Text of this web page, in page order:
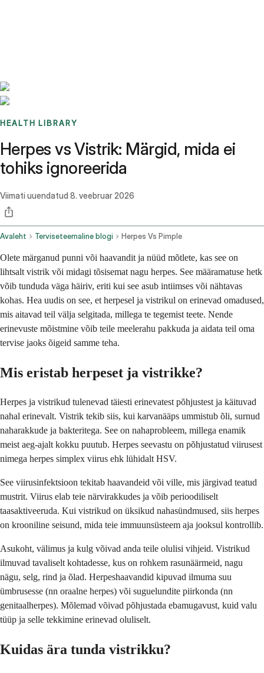
HEALTH LIBRARY
Herpes vs Vistrik: Märgid, mida ei
tohiks ignoreerida
Viimati uuendatud 8. veebruar 2026
Avaleht Terviseteemaline blogi Herpes Vs Pimple
Olete märganud punni või haavandit ja nüüd mõtlete, kas see on
lihtsalt vistrik või midagi tõsisemat nagu herpes. See määramatuse hetk
võib tunduda väga häiriv, eriti kui see asub intiimses või nähtavas
kohas. Hea uudis on see, et herpesel ja vistrikul on erinevad omadused,
mis aitavad teil välja selgitada, millega te tegemist teete. Nende
erinevuste mõistmine võib teile meelerahu pakkuda ja aidata teil oma
tervise jaoks õigeid samme teha.
Mis eristab herpeset ja vistrikke?
Herpes ja vistrikud tulenevad täiesti erinevatest põhjustest ja käituvad
nahal erinevalt. Vistrik tekib siis, kui karvanääps ummistub õli, surnud
naharakkude ja bakteritega. See on nahaprobleem, millega enamik
meist aeg-ajalt kokku puutub. Herpes seevastu on põhjustatud viirusest
nimega herpes simplex viirus ehk lühidalt HSV.
See viirusinfektsioon tekitab haavandeid või ville, mis järgivad teatud
mustrit. Viirus elab teie närvirakkudes ja võib perioodiliselt
taasaktiveeruda. Kui vistrikud on üksikud nahasündmused, siis herpes
on krooniline seisund, mida teie immuunsüsteem aja jooksul kontrollib.
Asukoht, välimus ja kulg võivad anda teile olulisi vihjeid. Vistrikud
ilmuvad tavaliselt kohtadesse, kus on rohkem rasunäärmeid, nagu
nägu, selg, rind ja õlad. Herpeshaavandid kipuvad ilmuma suu
ümbrusesse (nn oraalne herpes) või suguelundite piirkonda (nn
genitaalherpes). Mõlemad võivad põhjustada ebamugavust, kuid valu
tüüp ja selle tekkimine erinevad oluliselt.
Kuidas ära tunda vistrikku?